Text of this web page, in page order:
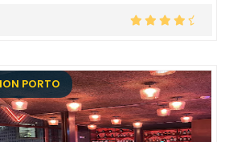
PORTO